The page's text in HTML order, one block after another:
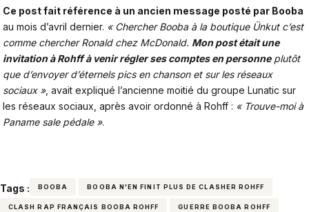
Ce post fait référence à un ancien message posté par Booba
au mois d’avril dernier. « Chercher Booba à la boutique Ünkut c’est
comme chercher Ronald chez McDonald. Mon post était une
invitation à Rohff à venir régler ses comptes en personneplutôt
que d’envoyer d’éternels pics en chanson et sur les réseaux
sociaux », avait expliqué l’ancienne moitié du groupe Lunatic sur
les réseaux sociaux, après avoir ordonné à Rohff : « Trouve-moi à
Paname sale pédale ».
Tags : BOOBA BOOBA N'EN FINIT PLUS DE CLASHER ROHFF
CLASH RAP FRANÇAIS BOOBA ROHFF GUERRE BOOBA ROHFF